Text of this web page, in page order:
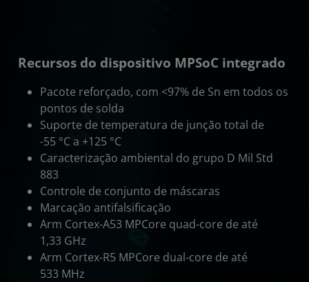
Recursos do dispositivo MPSoC integrado
Pacote reforçado, com <97% de Sn em todos os
pontos de solda
Suporte de temperatura de junção total de
-55 °C a +125 °C
Caracterização ambiental do grupo D Mil Std
883
Controle de conjunto de máscaras
Marcação antifalsificação
Arm Cortex-A53 MPCore quad-core de até
1,33 GHz
Arm Cortex-R5 MPCore dual-core de até
533 MHz